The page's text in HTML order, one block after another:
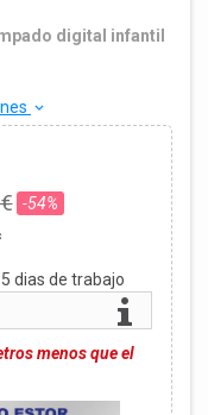
digital infantil
keyboard_arrow_down
-54%
5 dias de trabajo
menos que el